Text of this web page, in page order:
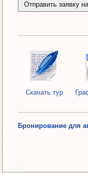
Скачать тур
Бронирование для